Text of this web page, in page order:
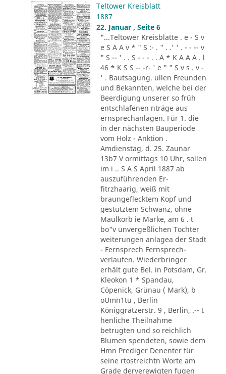
Teltower Kreisblatt
1887
22. Januar , Seite 6
"...Teltower Kreisblatte . e - S v
e S A A v * " S :- . " . .' ' . - - -- v
" S -- ' . . S - - - . . A * K A A A . l
46 * K S S -- -r- ' e " " S v s . v -
' . Bautsagung. ullen Freunden
und Bekannten, welche bei der
Beerdigung unserer so früh
entschlafenen nträge aus
ernsprechanlagen. Für 1. die
in der nächsten Bauperiode
vom Holz - Anktion .
Amdienstag, d. 25. Zaunar
13b7 V ormittags 10 Uhr, sollen
im i .. S A S April 1887 ab
auszuführenden Er-
fitrzhaarig, weiß mit
braungeflecktem Kopf und
gestutztem Schwanz, ohne
Maulkorb ie Marke, am 6 . t
bo"v unvergeßlichen Tochter
weiterungen anlagea der Stadt
- Fernsprech Fernsprech-
verlaufen. Wiederbringer
erhält gute Bel. in Potsdam, Gr.
Kleokon 1 * Spandau,
Cöpenick, Grünau ( Mark), b
oUmn1tu , Berlin
Königgrätzerstr. 9 , Berlin, .-- t
henliche Theilnahme
betrugten und so reichlich
Blumen spendeten, sowie dem
Hmn Prediger Denenter für
seine rtostreichtn Worte am
Grade derverewigten fugen